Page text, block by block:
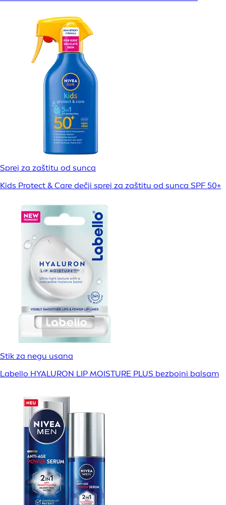
Sprej za zaštitu od sunca
Kids Protect & Care dečji sprej za zaštitu od sunca SPF 50+
Stik za negu usana
Labello HYALURON LIP MOISTURE PLUS bezbojni balsam